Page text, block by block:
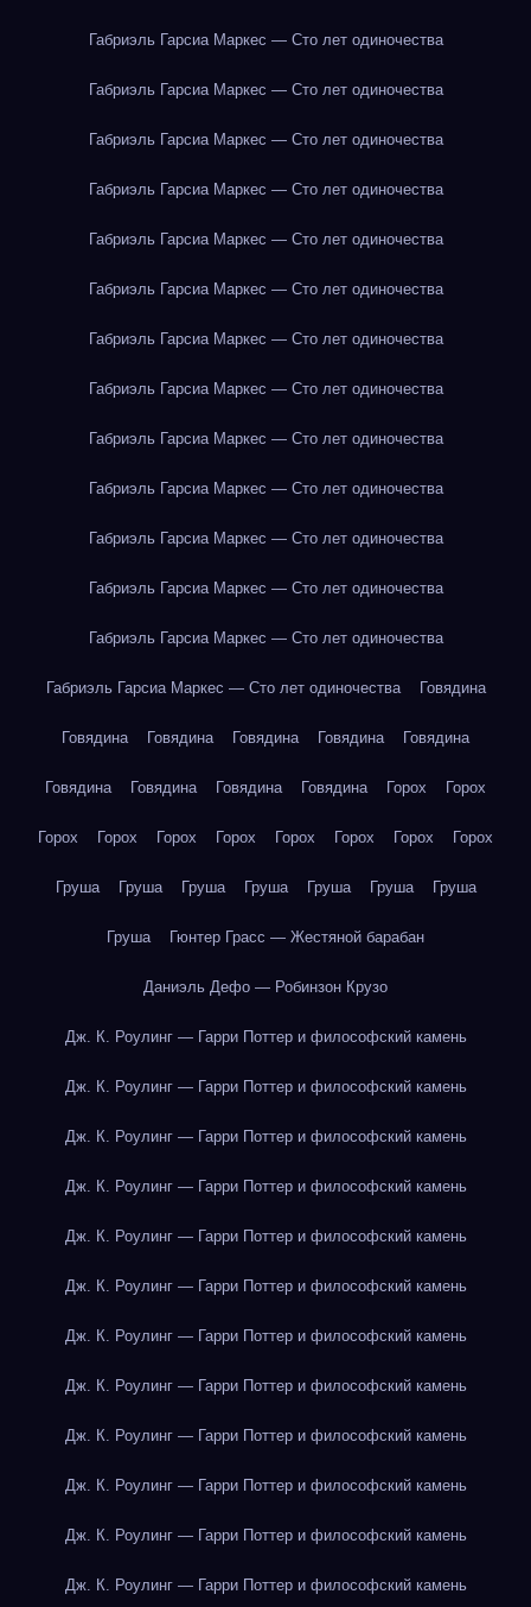
Габриэль Гарсиа Маркес — Сто лет одиночества
Габриэль Гарсиа Маркес — Сто лет одиночества
Габриэль Гарсиа Маркес — Сто лет одиночества
Габриэль Гарсиа Маркес — Сто лет одиночества
Габриэль Гарсиа Маркес — Сто лет одиночества
Габриэль Гарсиа Маркес — Сто лет одиночества
Габриэль Гарсиа Маркес — Сто лет одиночества
Габриэль Гарсиа Маркес — Сто лет одиночества
Габриэль Гарсиа Маркес — Сто лет одиночества
Габриэль Гарсиа Маркес — Сто лет одиночества
Габриэль Гарсиа Маркес — Сто лет одиночества
Габриэль Гарсиа Маркес — Сто лет одиночества
Габриэль Гарсиа Маркес — Сто лет одиночества
Габриэль Гарсиа Маркес — Сто лет одиночества Говядина
Говядина Говядина Говядина Говядина Говядина
Говядина Говядина Говядина Говядина Горох Горох
Горох Горох Горох Горох Горох Горох Горох Горох
Груша Груша Груша Груша Груша Груша Груша
Груша Гюнтер Грасс — Жестяной барабан
Даниэль Дефо — Робинзон Крузо
Дж. К. Роулинг — Гарри Поттер и философский камень
Дж. К. Роулинг — Гарри Поттер и философский камень
Дж. К. Роулинг — Гарри Поттер и философский камень
Дж. К. Роулинг — Гарри Поттер и философский камень
Дж. К. Роулинг — Гарри Поттер и философский камень
Дж. К. Роулинг — Гарри Поттер и философский камень
Дж. К. Роулинг — Гарри Поттер и философский камень
Дж. К. Роулинг — Гарри Поттер и философский камень
Дж. К. Роулинг — Гарри Поттер и философский камень
Дж. К. Роулинг — Гарри Поттер и философский камень
Дж. К. Роулинг — Гарри Поттер и философский камень
Дж. К. Роулинг — Гарри Поттер и философский камень